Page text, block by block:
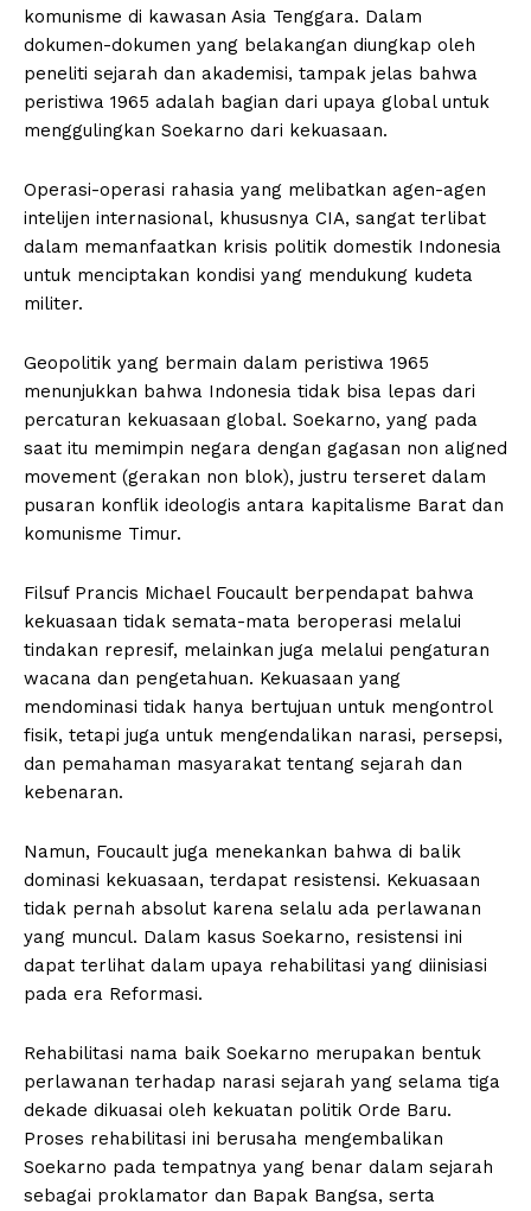
komunisme di kawasan Asia Tenggara. Dalam
dokumen-dokumen yang belakangan diungkap oleh
peneliti sejarah dan akademisi, tampak jelas bahwa
peristiwa 1965 adalah bagian dari upaya global untuk
menggulingkan Soekarno dari kekuasaan.
Operasi-operasi rahasia yang melibatkan agen-agen
intelijen internasional, khususnya CIA, sangat terlibat
dalam memanfaatkan krisis politik domestik Indonesia
untuk menciptakan kondisi yang mendukung kudeta
militer.
Geopolitik yang bermain dalam peristiwa 1965
menunjukkan bahwa Indonesia tidak bisa lepas dari
percaturan kekuasaan global. Soekarno, yang pada
saat itu memimpin negara dengan gagasan non aligned
movement (gerakan non blok), justru terseret dalam
pusaran konflik ideologis antara kapitalisme Barat dan
komunisme Timur.
Filsuf Prancis Michael Foucault berpendapat bahwa
kekuasaan tidak semata-mata beroperasi melalui
tindakan represif, melainkan juga melalui pengaturan
wacana dan pengetahuan. Kekuasaan yang
mendominasi tidak hanya bertujuan untuk mengontrol
fisik, tetapi juga untuk mengendalikan narasi, persepsi,
dan pemahaman masyarakat tentang sejarah dan
kebenaran.
Namun, Foucault juga menekankan bahwa di balik
dominasi kekuasaan, terdapat resistensi. Kekuasaan
tidak pernah absolut karena selalu ada perlawanan
yang muncul. Dalam kasus Soekarno, resistensi ini
dapat terlihat dalam upaya rehabilitasi yang diinisiasi
pada era Reformasi.
Rehabilitasi nama baik Soekarno merupakan bentuk
perlawanan terhadap narasi sejarah yang selama tiga
dekade dikuasai oleh kekuatan politik Orde Baru.
Proses rehabilitasi ini berusaha mengembalikan
Soekarno pada tempatnya yang benar dalam sejarah
sebagai proklamator dan Bapak Bangsa, serta